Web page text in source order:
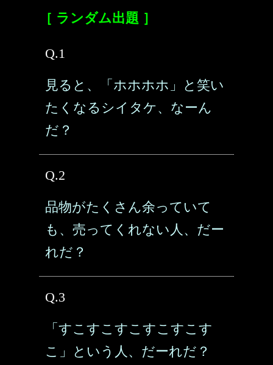
［ ランダム出題 ］
Q.1
見ると、「ホホホホ」と笑い
たくなるシイタケ、なーん
だ？
Q.2
品物がたくさん余っていて
も、売ってくれない人、だー
れだ？
Q.3
「すこすこすこすこすこす
こ」という人、だーれだ？